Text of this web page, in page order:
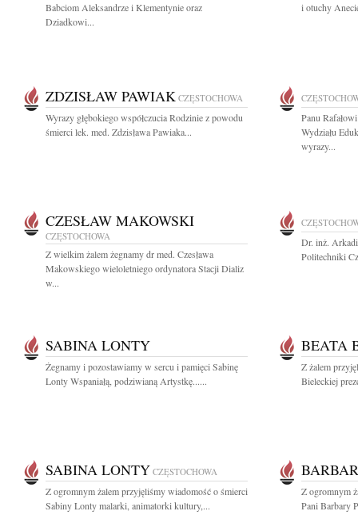
Babciom Aleksandrze i Klementynie oraz
Dziadkowi...
i otuchy
ZDZISŁAW PAWIAK CZĘSTOCHOWA
Wyrazy głębokiego współczucia Rodzinie z powodu
śmierci lek. med. Zdzisława Pawiaka...
Panu
Wydziału
wyrazy...
CZESŁAW MAKOWSKI
CZĘSTOCHOWA
Z wielkim żalem żegnamy dr med. Czesława
Makowskiego wieloletniego ordynatora Stacji Dializ
w...
Dr. inż.
Politechniki
SABINA LONTY
Żegnamy i pozostawiamy w sercu i pamięci Sabinę
Lonty Wspaniałą, podziwianą Artystkę......
BEATA
Z żalem
Bieleckiej
SABINA LONTY CZĘSTOCHOWA
Z ogromnym żalem przyjęliśmy wiadomość o śmierci
Sabiny Lonty malarki, animatorki kultury,...
Z ogromnym
Pani Barbary